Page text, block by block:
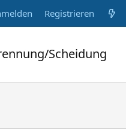
Registrieren
Scheidung